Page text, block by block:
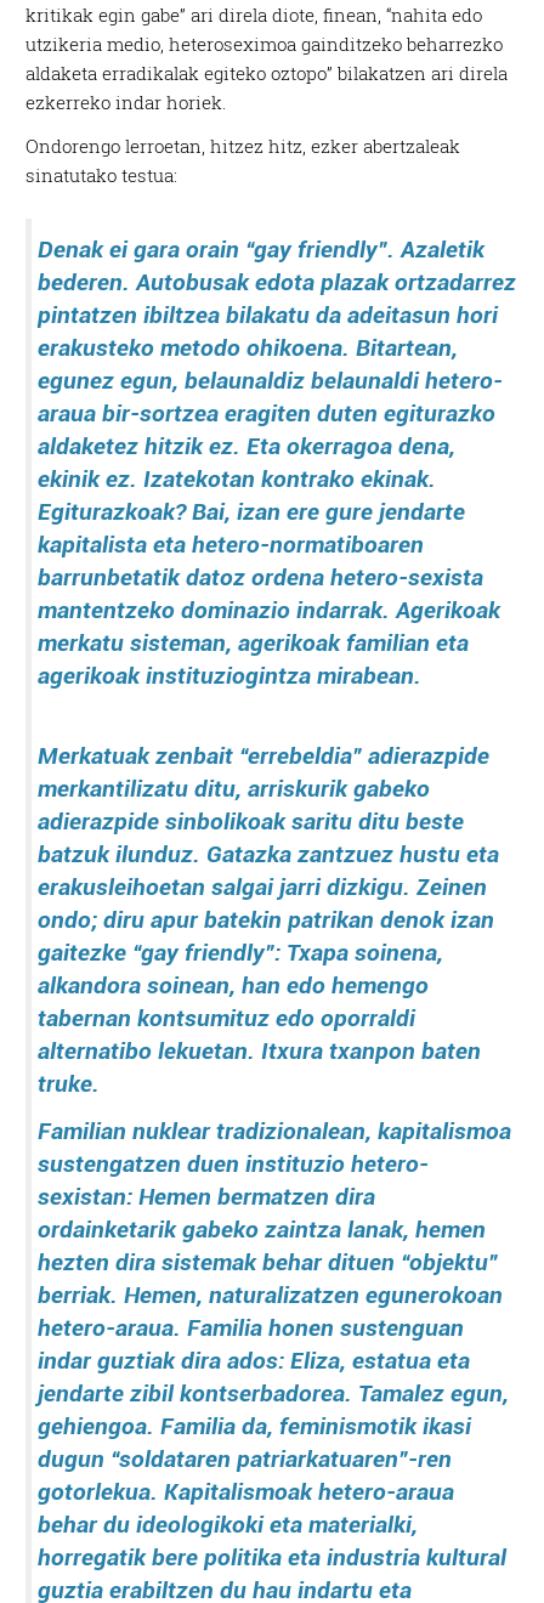
kritikak egin gabe” ari direla diote, finean, “nahita edo
utzikeria medio, heteroseximoa gainditzeko beharrezko
aldaketa erradikalak egiteko oztopo” bilakatzen ari direla
ezkerreko indar horiek.
Ondorengo lerroetan, hitzez hitz, ezker abertzaleak
sinatutako testua:
Denak ei gara orain “gay friendly”. Azaletik
bederen. Autobusak edota plazak ortzadarrez
pintatzen ibiltzea bilakatu da adeitasun hori
erakusteko metodo ohikoena. Bitartean,
egunez egun, belaunaldiz belaunaldi hetero-
araua bir-sortzea eragiten duten egiturazko
aldaketez hitzik ez. Eta okerragoa dena,
ekinik ez. Izatekotan kontrako ekinak.
Egiturazkoak? Bai, izan ere gure jendarte
kapitalista eta hetero-normatiboaren
barrunbetatik datoz ordena hetero-sexista
mantentzeko dominazio indarrak. Agerikoak
merkatu sisteman, agerikoak familian eta
agerikoak instituziogintza mirabean.
Merkatuak zenbait “errebeldia” adierazpide
merkantilizatu ditu, arriskurik gabeko
adierazpide sinbolikoak saritu ditu beste
batzuk ilunduz. Gatazka zantzuez hustu eta
erakusleihoetan salgai jarri dizkigu. Zeinen
ondo; diru apur batekin patrikan denok izan
gaitezke “gay friendly”: Txapa soinena,
alkandora soinean, han edo hemengo
tabernan kontsumituz edo oporraldi
alternatibo lekuetan. Itxura txanpon baten
truke.
Familian nuklear tradizionalean, kapitalismoa
sustengatzen duen instituzio hetero-
sexistan: Hemen bermatzen dira
ordainketarik gabeko zaintza lanak, hemen
hezten dira sistemak behar dituen “objektu”
berriak. Hemen, naturalizatzen egunerokoan
hetero-araua. Familia honen sustenguan
indar guztiak dira ados: Eliza, estatua eta
jendarte zibil kontserbadorea. Tamalez egun,
gehiengoa. Familia da, feminismotik ikasi
dugun “soldataren patriarkatuaren”-ren
gotorlekua. Kapitalismoak hetero-araua
behar du ideologikoki eta materialki,
horregatik bere politika eta industria kultural
guztia erabiltzen du hau indartu eta